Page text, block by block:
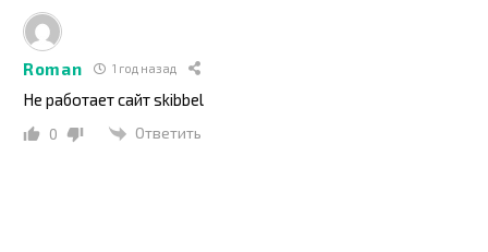
Roman 1 год назад
Не работает сайт skibbel
0 Ответить